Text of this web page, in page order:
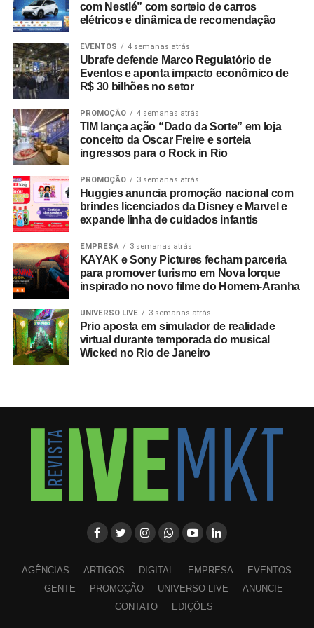
“O Dia dos Pais é uma data importante para o varejo
porque desperta um consumo movido pelo afeto e pela
identificação. Nossa prioridade foi criar campanhas que
tornassem essa jornada de compra mais simples e
inspiradora”, explica Laura Autran, Gerente Geral de
Marketingda CVLB. Marcelo Conduru,
Next, complementa ressaltando que as ações respeitam a
identidade visual e o público de cada uma das bandeiras
no ponto de venda e nos meios digitais.
com Nestlé” com sorteio de carros
elétricos e dinâmica de recomendação
EVENTOS 4 semanas atrás
Ubrafe defende Marco Regulatório de
Eventos e aponta impacto econômico de
R$ 30 bilhões no setor
PROMOÇÃO 4 semanas atrás
TIM lança ação “Dado da Sorte” em loja
conceito da Oscar Freire e sorteia
ingressos para o Rock in Rio
PROMOÇÃO 3 semanas atrás
Huggies anuncia promoção nacional com
brindes licenciados da Disney e Marvel e
expande linha de cuidados infantis
EMPRESA 3 semanas atrás
KAYAK e Sony Pictures fecham parceria
para promover turismo em Nova Iorque
inspirado no novo filme do Homem-Aranha
UNIVERSO LIVE 3 semanas atrás
Prio aposta em simulador de realidade
virtual durante temporada do musical
Wicked no Rio de Janeiro
AGÊNCIAS ARTIGOS DIGITAL EMPRESA
EVENTOS
GENTE
PROMOÇÃO UNIVERSO LIVE
ANUNCIE
CONTATO
EDIÇÕES